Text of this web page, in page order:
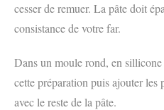
cesser de remuer. La pâte doit
consistance de votre far.
Dans un moule rond, en
cette préparation puis ajouter
avec le reste de la pâte.